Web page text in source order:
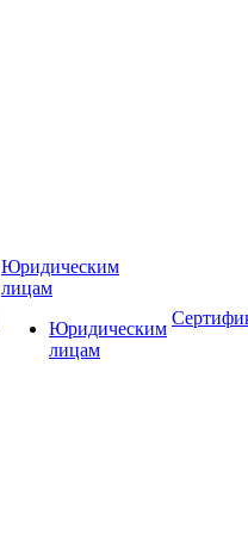
Юридическим
лицам
Юридическим
лицам